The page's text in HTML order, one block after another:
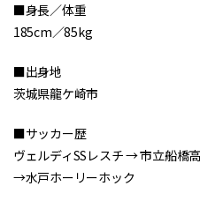
■身長／体重
185cm／85kg
■出身地
茨城県龍ケ崎市
■サッカー歴
ヴェルディSSレスチ → 市立船橋
→水戸ホーリーホック